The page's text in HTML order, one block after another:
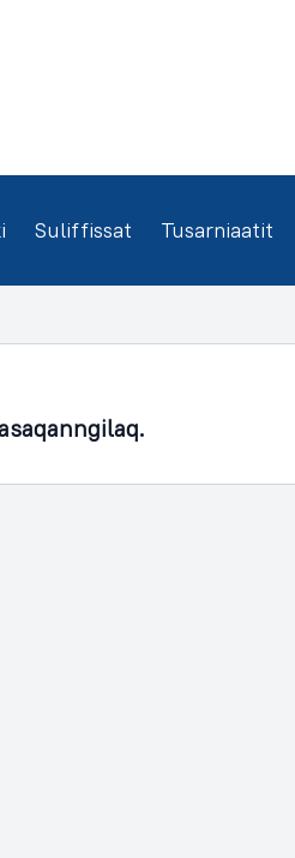
Suliffissat Tusarniaatit